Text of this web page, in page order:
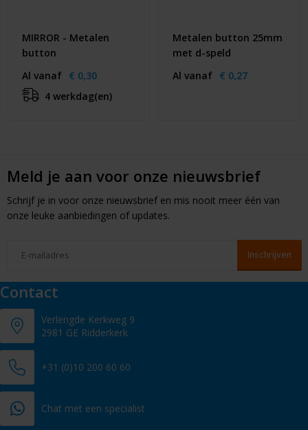
MIRROR - Metalen
button
Al vanaf € 0,30
4 werkdag(en)
Metalen button 25mm
met d-speld
Al vanaf € 0,27
Meld je aan voor onze nieuwsbrief
Schrijf je in voor onze nieuwsbrief en mis nooit meer één van
onze leuke aanbiedingen of updates.
Contact
Verlengde Kerkweg 9
2981 GE Ridderkerk
+31 (0)10 200 60 60
Chat met een specialist